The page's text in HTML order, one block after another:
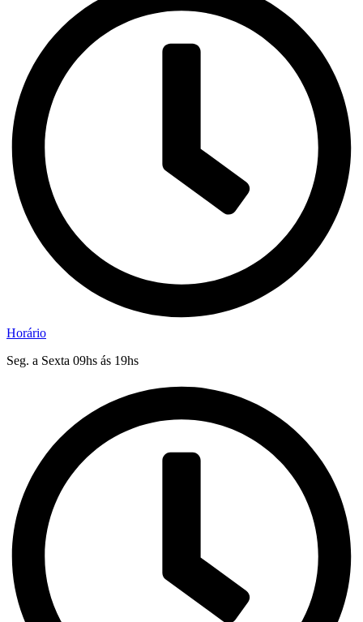
Horário
Seg. a Sexta 09hs ás 19hs